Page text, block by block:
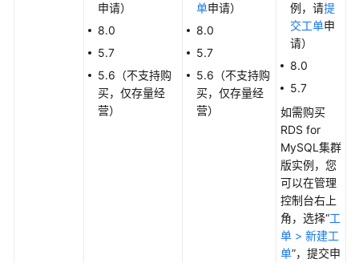
申请）
8.0
5.7
5.6（不支持购
买，仅存量经
营）
单申请）
8.0
5.7
5.6（不支持购
买，仅存量经
营）
例，请提
交工单申
请）
8.0
5.7
如需购买
RDS for
MySQL集群
版实例，您
可以在管理
控制台右上
角，选择“工
单 > 新建工
单”，提交申